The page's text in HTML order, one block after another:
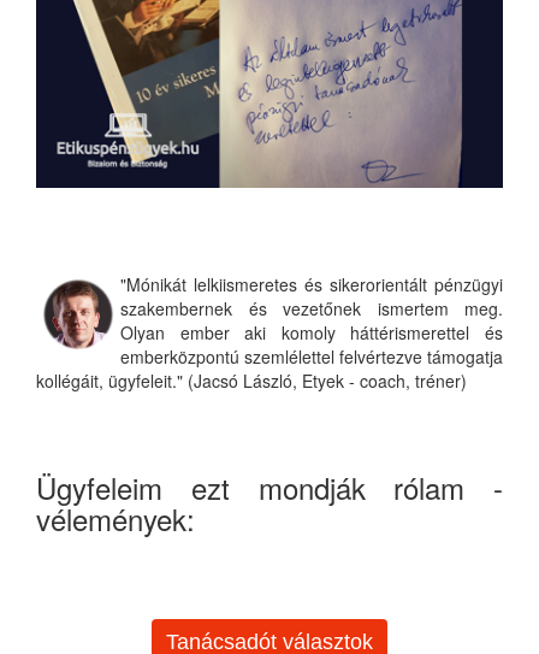
"Mónikát lelkiismeretes és sikerorientált pénzügyi
szakembernek és vezetőnek ismertem meg.
Olyan ember aki komoly háttérismerettel és
emberközpontú szemlélettel felvértezve támogatja
kollégáit, ügyfeleit." (Jacsó László, Etyek - coach, tréner)
Ügyfeleim ezt mondják rólam -
vélemények:
Tanácsadót választok